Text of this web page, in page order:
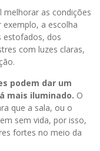
melhorar as condições
exemplo, a escolha
estofados, dos
com luzes claras,
podem dar um
mais iluminado. O
que a sala, ou o
sem vida, por isso,
fortes no meio da